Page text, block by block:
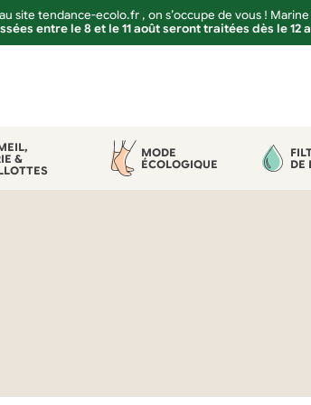
site tendance-ecolo.fr , on s’occupe de vous !
entre le 8 et le 11 août seront traitées dès le 12
&
MODE
ÉCOLOGIQUE
DE